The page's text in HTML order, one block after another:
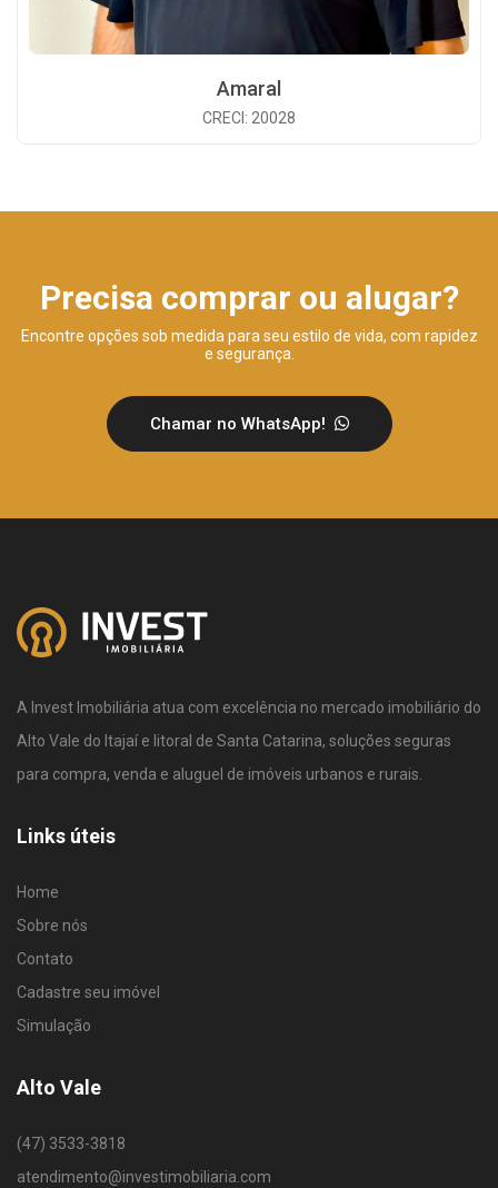
Amaral
CRECI: 20028
Precisa comprar ou alugar?
Encontre opções sob medida para seu estilo de vida, com rapidez
e segurança.
Chamar no WhatsApp!
A Invest Imobiliária atua com excelência no mercado imobiliário do
Alto Vale do Itajaí e litoral de Santa Catarina, soluções seguras
para compra, venda e aluguel de imóveis urbanos e rurais.
Links úteis
Home
Sobre nós
Contato
Cadastre seu imóvel
Simulação
Alto Vale
(47) 3533-3818
atendimento@investimobiliaria.com